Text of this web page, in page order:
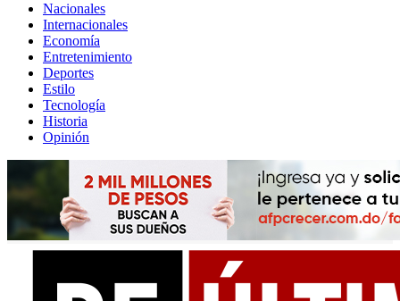
Nacionales
Internacionales
Economía
Entretenimiento
Deportes
Estilo
Tecnología
Historia
Opinión